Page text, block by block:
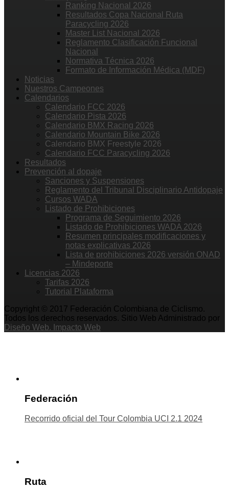
Ranking Nacional 2026
Resultados Copa Nacional Ruta
Paracycling 2026
Master List Nacional 2026
Reglamento Clasificación Funcional
Nacional
Normativa Técnica 2026
Formato de Información Médica (MDF)
Noticias
Nuestros Campeones
Calendarios
Calendario FCC 2026
Calendario Pista 2026
Calendario BMX Racing 2026
Calendario Mountain Bike 2026
Calendario BMX Freestyle 2026
Calendario FCC Paracycling 2026
Resultados
Prevención al dopaje
Sanciones y Suspensiones
Reglamento del Tribunal Disciplinario Antidopaje
Cursos WADA
Listado de Prohibiciones
Programa de Seguimiento 2026
Listado de Prohibiciones WADA 2026
Resumen principales modificaciones y
notas explicativas 2026
Lista de prohibiciones 2026 versión ONAD
– Mindeporte
Licencias 2026
Tarifas 2026
Tutorial Plataforma
Copyright © 2017 Federación Colombiana de Ciclismo.
Todos los derechos reservados. Sitio Web Administrado por
Diseño Web. Impacto Web
Federación
Recorrido oficial del Tour Colombia UCI 2.1 2024
Ruta